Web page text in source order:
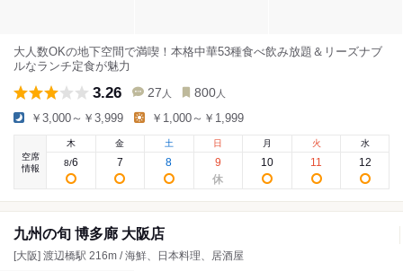
大人数OKの地下空間で満喫！本格中華53種食べ飲み放題＆リーズナブ
ルなランチ定食が魅力
3.26 27 人 800 人
￥3,000～￥3,999 ￥1,000～￥1,999
空席
情報
木
8/6
金
7
土
8
日
9
月
10
火
11
水
12
九州の旬 博多廊 大阪店
[大阪] 渡辺橋駅 216m / 海鮮、日本料理、居酒屋